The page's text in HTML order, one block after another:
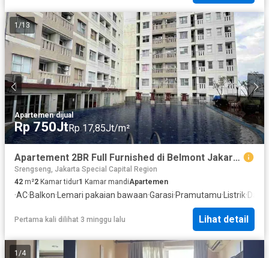
1/13
Apartemen·dijual
Rp 750JtRp 17,85Jt/m²
Apartement 2BR Full Furnished di Belmont Jakarta Barat
Srengseng, Jakarta Special Capital Region
42 m²2 Kamar tidur1 Kamar mandiApartemen
·AC·Balkon· Lemari pakaian bawaan·Garasi·Pramutamu· Listrik·
Pertama kali dilihat 3 minggu lalu Lihat detail
1 /4